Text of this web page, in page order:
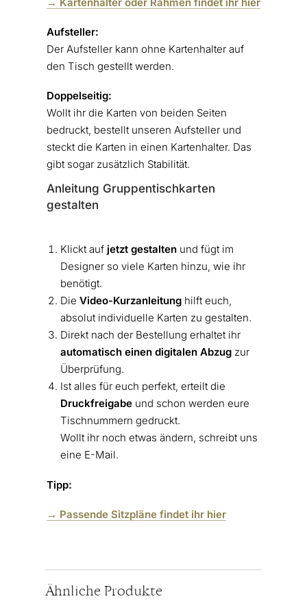
Aufsteller:
Der Aufsteller kann ohne Kartenhalter auf
den Tisch gestellt werden.
Doppelseitig:
Wollt ihr die Karten von beiden Seiten
bedruckt, bestellt unseren Aufsteller und
steckt die Karten in einen Kartenhalter. Das
gibt sogar zusätzlich Stabilität.
Anleitung Gruppentischkarten
gestalten
Klickt auf jetzt gestaltenund fügt im
Designer so viele Karten hinzu, wie ihr
benötigt.
Die Video-Kurzanleitunghilft euch,
absolut individuelle Karten zu gestalten.
Direkt nach der Bestellung erhaltet ihr
automatisch einen digitalen Abzugzur
Überprüfung.
Ist alles für euch perfekt, erteilt die
Druckfreigabeund schon werden eure
Tischnummern gedruckt.
Wollt ihr noch etwas ändern, schreibt uns
eine E-Mail.
Tipp:
→ Passende Sitzpläne findet ihr hier
Ähnliche Produkte